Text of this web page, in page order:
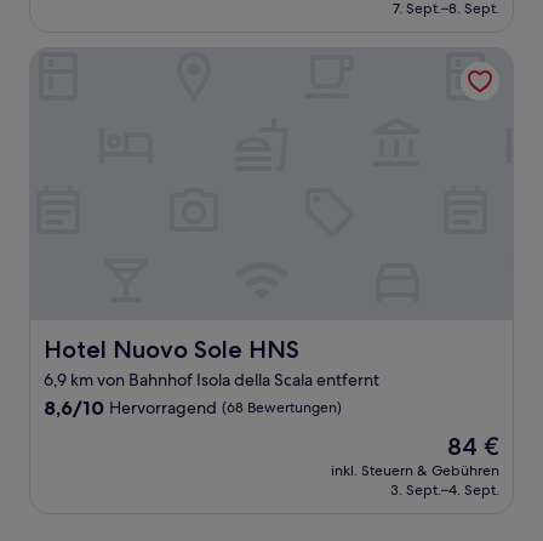
7. Sept.–8. Sept.
Hotel Nuovo Sole HNS
Hotel Nuovo Sole HNS
6,9 km von Bahnhof Isola della Scala entfernt
8.6
8,6/10 Hervorragend (68 Bewertungen)
Der
Preis
beträgt
84 €
inkl. Steuern & Gebühren
3. Sept.–4. Sept.